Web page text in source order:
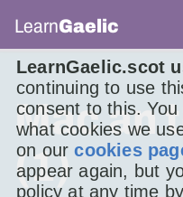
LearnGaelic.scot
continuing to use
consent to this.
what cookies we
on ourcookies
appear again, but
policy at any time
LearnGaelic
Mac an
(1)